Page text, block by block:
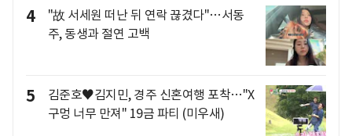
4
"故 서세원 떠난 뒤 연락 끊겼다"…서동
주, 동생과 절연 고백
5
김준호♥김지민, 경주 신혼여행 포착…"X
구멍 너무 만져" 19금 파티 (미우새)